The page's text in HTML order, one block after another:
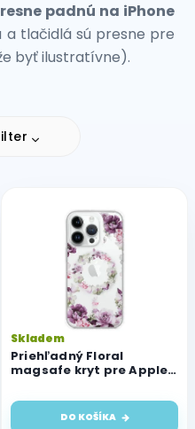
padnú na iPhone
a tlačidlá sú presne pre
byť ilustratívne).
Priehľadný Floral
magsafe kryt pre Apple
Skladem
DO KOŠÍKA